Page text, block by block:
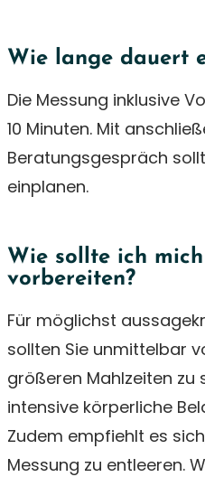
Wie lange dauert
Die Messung inklusive
10 Minuten. Mit
Beratungsgespräch
einplanen.
Wie sollte ich
vorbereiten?
Für möglichst
sollten Sie unmittelbar
größeren Mahlzeiten zu
intensive körperliche
Zudem empfiehlt es
Messung zu entleeren.